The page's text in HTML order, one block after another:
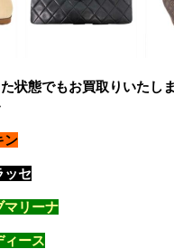
状態でもお買取りいたし
ン
ッセ
マリーナ
ィース